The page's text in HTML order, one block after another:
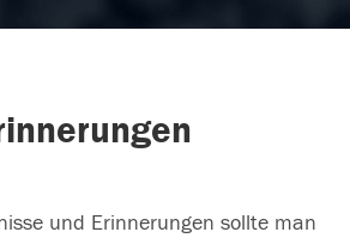
und Erinnerungen sollte man